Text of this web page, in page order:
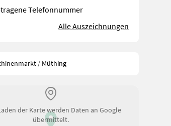
Telefonnummer
Alle Auszeichnungen
/ Müthing
der Karte werden Daten an Google
übermittelt.